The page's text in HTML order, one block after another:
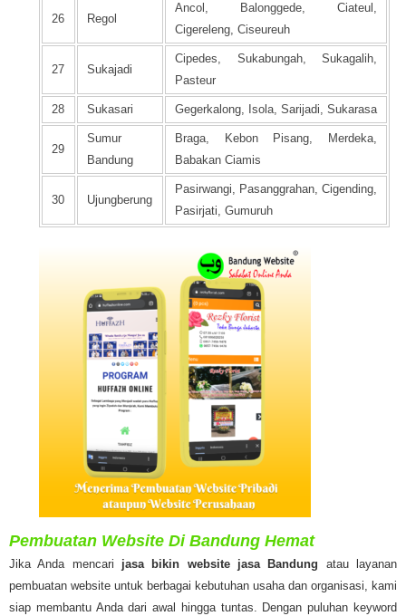
26 Regol
Ancol, Balonggede, Ciateul,
Cigereleng, Ciseureuh
27 Sukajadi
Cipedes, Sukabungah, Sukagalih,
Pasteur
28 Sukasari Gegerkalong, Isola, Sarijadi, Sukarasa
29
Sumur
Bandung
Braga, Kebon Pisang, Merdeka,
Babakan Ciamis
30 Ujungberung
Pasirwangi, Pasanggrahan, Cigending,
Pasirjati, Gumuruh
Pembuatan Website Di Bandung Hemat
Jika Anda mencari jasa bikin website jasa Bandung atau layanan
pembuatan website untuk berbagai kebutuhan usaha dan organisasi, kami
siap membantu Anda dari awal hingga tuntas. Dengan puluhan keyword